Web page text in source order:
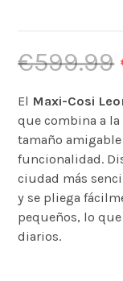
€599.99
El Maxi-Cosi
que combina a
tamaño
funcionalidad.
ciudad más
y se pliega
pequeños, lo
diarios.